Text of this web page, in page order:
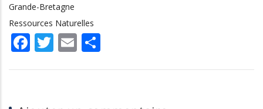
Grande-Bretagne
Ressources Naturelles
Facebook
Twitter
Email